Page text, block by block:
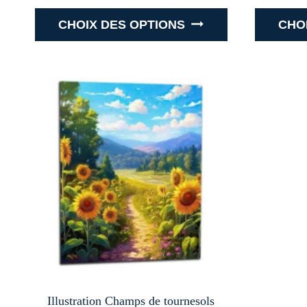
CHOIX DES OPTIONS
a
plusieurs
variations.
Les
options
peuvent
être
choisies
sur
la
Illustration Champs de tournesols